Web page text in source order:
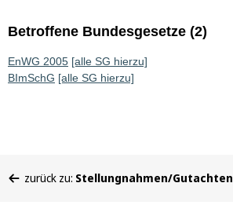
Betroffene Bundesgesetze (2)
EnWG 2005 [alle SG hierzu]
BImSchG [alle SG hierzu]
befinden
zurück zu: Stellungnahmen/Gutachten